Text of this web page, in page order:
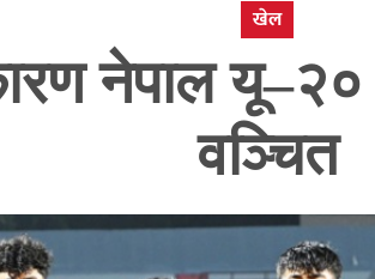
खेल
नेपाल यू–२०
वञ्चित